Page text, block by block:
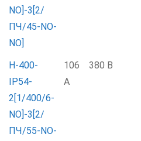
NO]-3[2/
ПЧ/45-NO-
NO]
Н-400-
IP54-
2[1/400/6-
NO]-3[2/
ПЧ/55-NO-
106
А
380 В